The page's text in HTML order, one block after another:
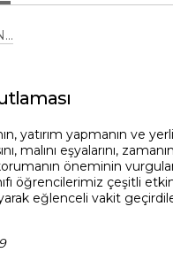
yatırım yapmanın ve
malını eşyalarını,
öneminin
öğrencilerimiz çeşitli
eğlenceli vakit